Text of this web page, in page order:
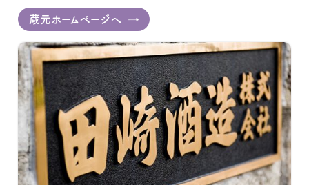
蔵元ホームページへ